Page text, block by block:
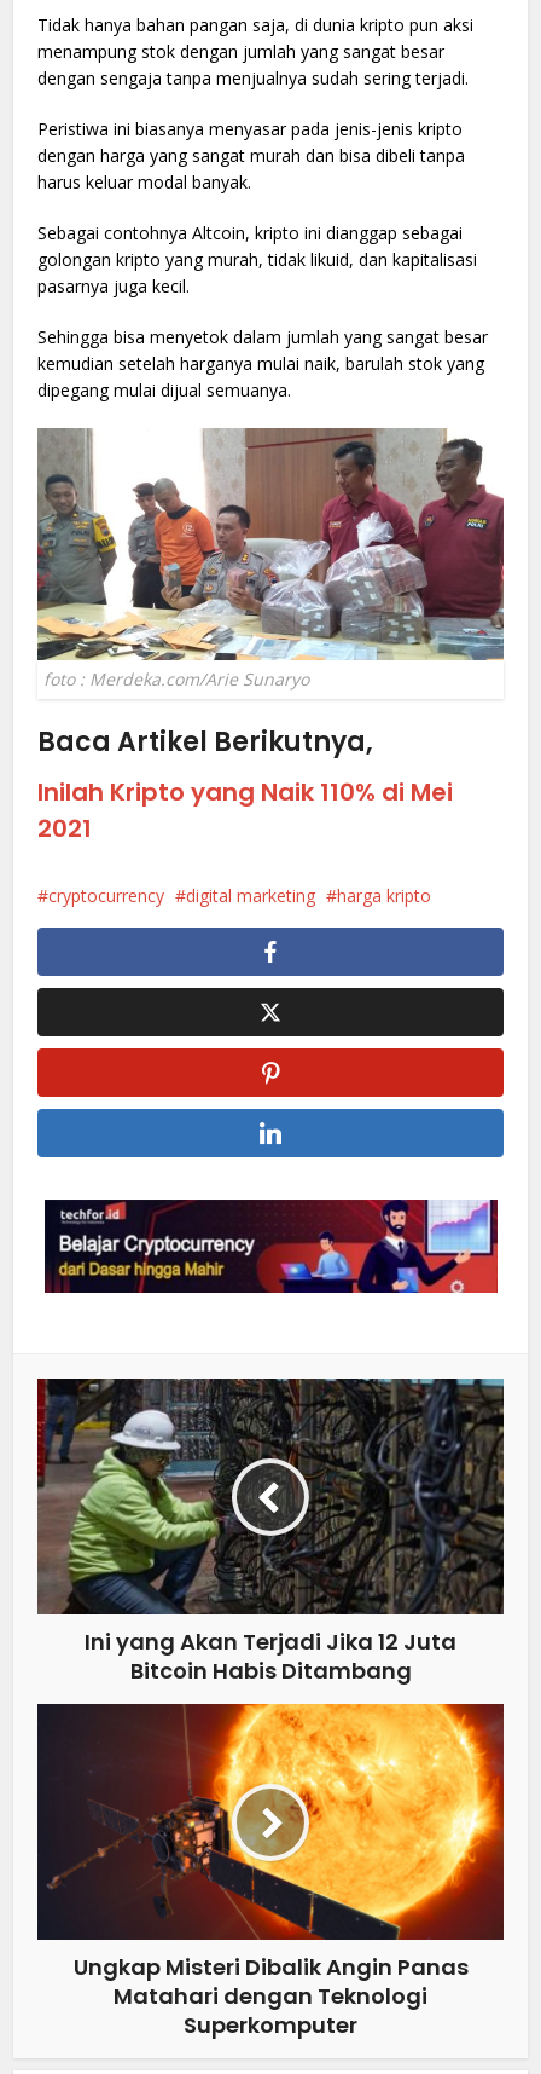
Tidak hanya bahan pangan saja, di dunia kripto pun aksi
menampung stok dengan jumlah yang sangat besar
dengan sengaja tanpa menjualnya sudah sering terjadi.
Peristiwa ini biasanya menyasar pada jenis-jenis kripto
dengan harga yang sangat murah dan bisa dibeli tanpa
harus keluar modal banyak.
Sebagai contohnya Altcoin, kripto ini dianggap sebagai
golongan kripto yang murah, tidak likuid, dan kapitalisasi
pasarnya juga kecil.
Sehingga bisa menyetok dalam jumlah yang sangat besar
kemudian setelah harganya mulai naik, barulah stok yang
dipegang mulai dijual semuanya.
foto : Merdeka.com/Arie Sunaryo
Baca Artikel Berikutnya,
Inilah Kripto yang Naik 110% di Mei
2021
cryptocurrency digital marketing harga kripto
Ini yang Akan Terjadi Jika 12 Juta
Bitcoin Habis Ditambang
Ungkap Misteri Dibalik Angin Panas
Matahari dengan Teknologi
Superkomputer